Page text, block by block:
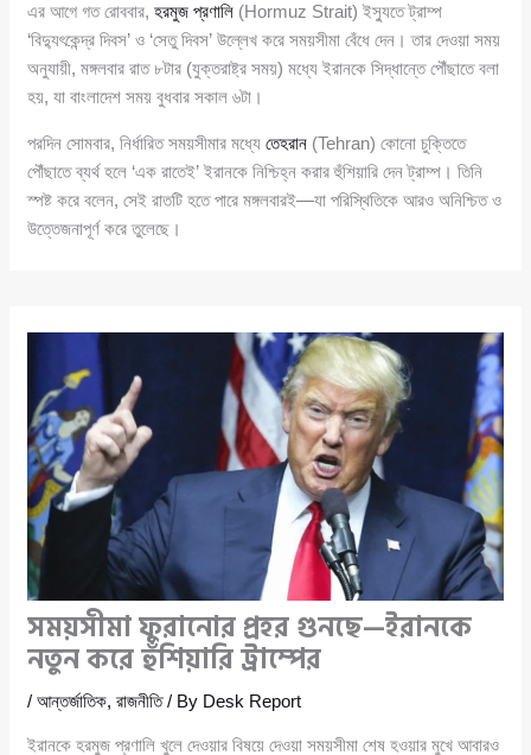
এর আগে গত রোববার,হরমুজ প্রণালি (Hormuz Strait) ইস্যুতে ট্রাম্প
‘বিদ্যুৎকেন্দ্র দিবস’ ও ‘সেতু দিবস’ উল্লেখ করে সময়সীমা বেঁধে দেন। তার দেওয়া সময়
অনুযায়ী, মঙ্গলবার রাত ৮টার (যুক্তরাষ্ট্র সময়) মধ্যে ইরানকে সিদ্ধান্তে পৌঁছাতে বলা
হয়, যা বাংলাদেশ সময় বুধবার সকাল ৬টা।
পরদিন সোমবার, নির্ধারিত সময়সীমার মধ্যেতেহরান (Tehran) কোনো চুক্তিতে
পৌঁছাতে ব্যর্থ হলে ‘এক রাতেই’ ইরানকে নিশ্চিহ্ন করার হুঁশিয়ারি দেন ট্রাম্প। তিনি
স্পষ্ট করে বলেন, সেই রাতটি হতে পারে মঙ্গলবারই—যা পরিস্থিতিকে আরও অনিশ্চিত ও
উত্তেজনাপূর্ণ করে তুলেছে।
সময়সীমা ফুরানোর প্রহর গুনছে—ইরানকে
নতুন করে হুঁশিয়ারি ট্রাম্পের
/আন্তর্জাতিক,রাজনীতি/ By Desk Report
ইরানকে হরমুজ প্রণালি খুলে দেওয়ার বিষয়ে দেওয়া সময়সীমা শেষ হওয়ার মুখে আবারও